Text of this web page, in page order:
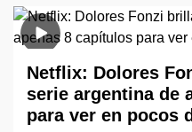
Netflix: Dolores
serie argentina de
para ver en pocos